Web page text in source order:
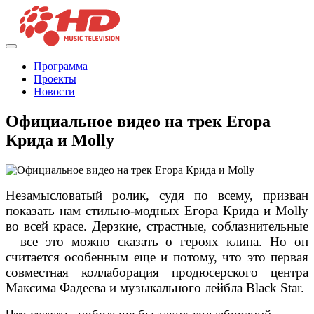
Программа
Проекты
Новости
Официальное видео на трек Егора
Крида и Molly
Незамысловатый ролик, судя по всему, призван
показать нам стильно-модных Егора Крида и Molly
во всей красе. Дерзкие, страстные, соблазнительные
– все это можно сказать о героях клипа. Но он
считается особенным еще и потому, что это первая
совместная коллаборация продюсерского центра
Максима Фадеева и музыкального лейбла Black Star.